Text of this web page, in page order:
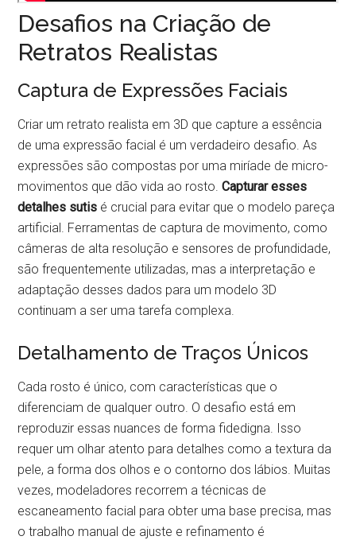
Desafios na Criação de
Retratos Realistas
Captura de Expressões Faciais
Criar um retrato realista em 3D que capture a essência
de uma expressão facial é um verdadeiro desafio. As
expressões são compostas por uma miríade de micro-
movimentos que dão vida ao rosto.Capturar esses
detalhes sutis é crucial para evitar que o modelo pareça
artificial. Ferramentas de captura de movimento, como
câmeras de alta resolução e sensores de profundidade,
são frequentemente utilizadas, mas a interpretação e
adaptação desses dados para um modelo 3D
continuam a ser uma tarefa complexa.
Detalhamento de Traços Únicos
Cada rosto é único, com características que o
diferenciam de qualquer outro. O desafio está em
reproduzir essas nuances de forma fidedigna. Isso
requer um olhar atento para detalhes como a textura da
pele, a forma dos olhos e o contorno dos lábios. Muitas
vezes, modeladores recorrem a técnicas de
escaneamento facial para obter uma base precisa, mas
o trabalho manual de ajuste e refinamento é